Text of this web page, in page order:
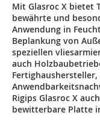
Mit Glasroc X bietet
bewährte und
Anwendung in
Beplankung von
speziellen
auch
Rigips Glasroc X
bewitterbare Platte